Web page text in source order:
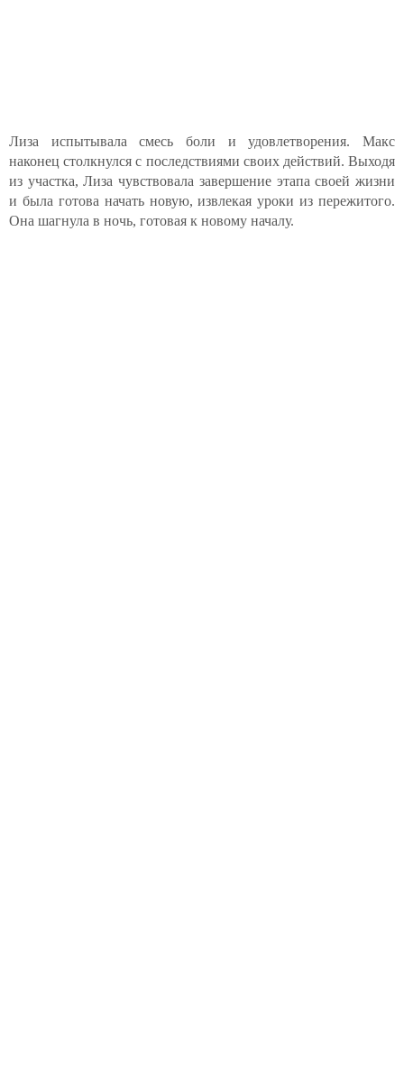
Лиза испытывала смесь боли и удовлетворения. Макс
наконец столкнулся с последствиями своих действий. Выходя
из участка, Лиза чувствовала завершение этапа своей жизни
и была готова начать новую, извлекая уроки из пережитого.
Она шагнула в ночь, готовая к новому началу.